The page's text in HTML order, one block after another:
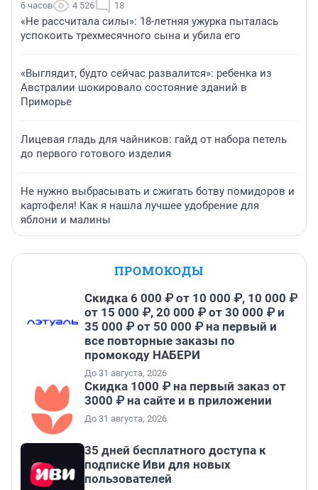
6 часов 4 526 18
«Не рассчитала силы»: 18-летняя ужурка пыталась
успокоить трехмесячного сына и убила его
«Выглядит, будто сейчас развалится»: ребенка из
Австралии шокировало состояние зданий в
Приморье
Лицевая гладь для чайников: гайд от набора петель
до первого готового изделия
Не нужно выбрасывать и сжигать ботву помидоров и
картофеля! Как я нашла лучшее удобрение для
яблони и малины
ПРОМОКОДЫ
Скидка 6 000 ₽ от 10 000 ₽, 10 000 ₽
от 15 000 ₽, 20 000 ₽ от 30 000 ₽ и
35 000 ₽ от 50 000 ₽ на первый и
все повторные заказы по
промокоду НАБЕРИ
До 31 августа, 2026
Скидка 1000 ₽ на первый заказ от
3000 ₽ на сайте и в приложении
До 31 августа, 2026
35 дней бесплатного доступа к
подписке Иви для новых
пользователей